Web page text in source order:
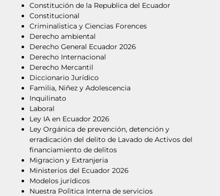
Constitución de la Republica del Ecuador
Constitucional
Criminalistica y Ciencias Forences
Derecho ambiental
Derecho General Ecuador 2026
Derecho Internacional
Derecho Mercantil
Diccionario Jurídico
Familia, Niñez y Adolescencia
Inquilinato
Laboral
Ley IA en Ecuador 2026
Ley Orgánica de prevención, detención y
erradicación del delito de Lavado de Activos del
financiamiento de delitos
Migracion y Extranjeria
Ministerios del Ecuador 2026
Modelos jurídicos
Nuestra Polìtica Interna de servicios